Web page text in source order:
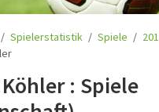
Spielerstatistik Spiele
: Spiele